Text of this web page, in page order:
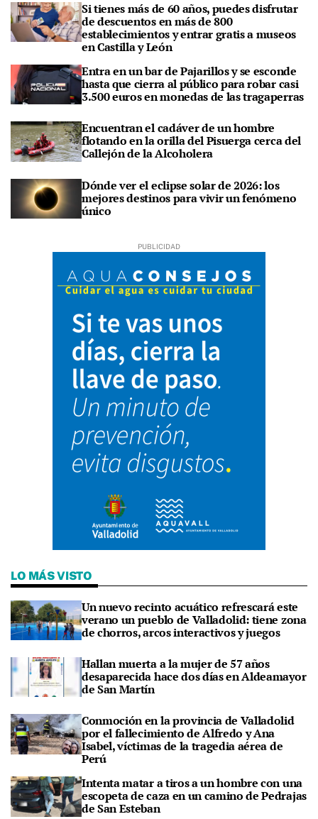
Si tienes más de 60 años, puedes disfrutar
de descuentos en más de 800
establecimientos y entrar gratis a museos
en Castilla y León
Entra en un bar de Pajarillos y se esconde
hasta que cierra al público para robar casi
3.500 euros en monedas de las tragaperras
Encuentran el cadáver de un hombre
flotando en la orilla del Pisuerga cerca del
Callejón de la Alcoholera
Dónde ver el eclipse solar de 2026: los
mejores destinos para vivir un fenómeno
único
LO MÁS VISTO
Un nuevo recinto acuático refrescará este
verano un pueblo de Valladolid: tiene zona
de chorros, arcos interactivos y juegos
Hallan muerta a la mujer de 57 años
desaparecida hace dos días en Aldeamayor
de San Martín
Conmoción en la provincia de Valladolid
por el fallecimiento de Alfredo y Ana
Isabel, víctimas de la tragedia aérea de
Perú
Intenta matar a tiros a un hombre con una
escopeta de caza en un camino de Pedrajas
de San Esteban